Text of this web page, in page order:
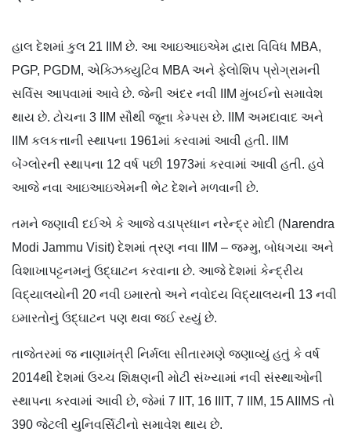
હાલ દેશમાં કુલ 21 IIM છે. આ આઇઆઇએમ દ્વારા વિવિધ MBA,
PGP, PGDM, એક્ઝિક્યુટિવ MBA અને ફેલોશિપ પ્રોગ્રામની
સર્વિસ આપવામાં આવે છે. જેની અંદર નવી IIM મુંબઈનો સમાવેશ
થાય છે. ટોચના 3 IIM સૌથી જૂના કેમ્પસ છે. IIM અમદાવાદ અને
IIM કલકત્તાની સ્થાપના 1961માં કરવામાં આવી હતી. IIM
બેંગ્લોરની સ્થાપના 12 વર્ષ પછી 1973માં કરવામાં આવી હતી. હવે
આજે નવા આઇઆઇએમની ભેટ દેશને મળવાની છે.
તમને જણાવી દઈએ કે આજે વડાપ્રધાન નરેન્દ્ર મોદી (Narendra
Modi Jammu Visit) દેશમાં ત્રણ નવા IIM – જમ્મુ, બોધગયા અને
વિશાખાપટ્ટનમનું ઉદ્ઘાટન કરવાના છે. આજે દેશમાં કેન્દ્રીય
વિદ્યાલયોની 20 નવી ઇમારતો અને નવોદય વિદ્યાલયની 13 નવી
ઇમારતોનું ઉદ્ઘાટન પણ થવા જઈ રહ્યું છે.
તાજેતરમાં જ નાણામંત્રી નિર્મલા સીતારમણે જણાવ્યું હતું કે વર્ષ
2014થી દેશમાં ઉચ્ચ શિક્ષણની મોટી સંખ્યામાં નવી સંસ્થાઓની
સ્થાપના કરવામાં આવી છે, જેમાં 7 IIT, 16 IIIT, 7 IIM, 15 AIIMS તો
390 જેટલી યુનિવર્સિટીનો સમાવેશ થાય છે.